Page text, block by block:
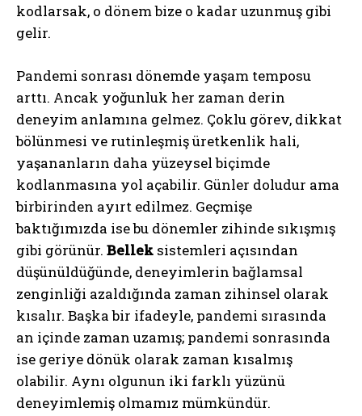
kodlarsak, o dönem bize o kadar uzunmuş gibi
gelir.
Pandemi sonrası dönemde yaşam temposu
arttı. Ancak yoğunluk her zaman derin
deneyim anlamına gelmez. Çoklu görev, dikkat
bölünmesi ve rutinleşmiş üretkenlik hali,
yaşananların daha yüzeysel biçimde
kodlanmasına yol açabilir. Günler doludur ama
birbirinden ayırt edilmez. Geçmişe
baktığımızda ise bu dönemler zihinde sıkışmış
gibi görünür. Bellek sistemleri açısından
düşünüldüğünde, deneyimlerin bağlamsal
zenginliği azaldığında zaman zihinsel olarak
kısalır. Başka bir ifadeyle, pandemi sırasında
an içinde zaman uzamış; pandemi sonrasında
ise geriye dönük olarak zaman kısalmış
olabilir. Aynı olgunun iki farklı yüzünü
deneyimlemiş olmamız mümkündür.